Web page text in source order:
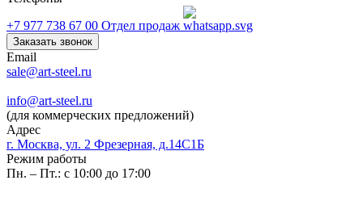
+7 977 738 67 00 Отдел продаж
Заказать звонок
Email
sale@art-steel.ru
info@art-steel.ru
(для коммерческих предложений)
Адрес
г. Москва, ул. 2 Фрезерная, д.14С1Б
Режим работы
Пн. – Пт.: с 10:00 до 17:00